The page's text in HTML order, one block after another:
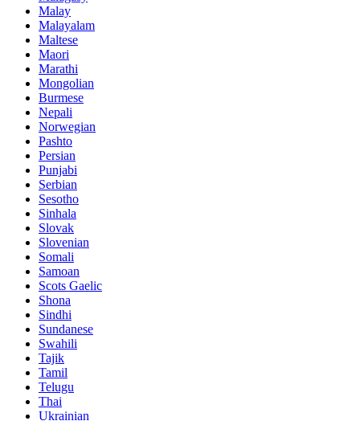
Malay
Malayalam
Maltese
Maori
Marathi
Mongolian
Burmese
Nepali
Norwegian
Pashto
Persian
Punjabi
Serbian
Sesotho
Sinhala
Slovak
Slovenian
Somali
Samoan
Scots Gaelic
Shona
Sindhi
Sundanese
Swahili
Tajik
Tamil
Telugu
Thai
Ukrainian